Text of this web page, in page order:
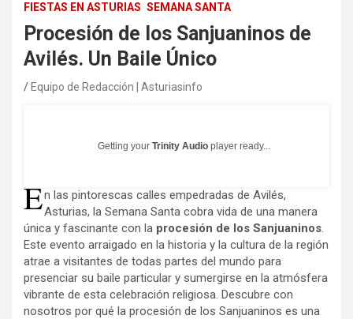
FIESTAS EN ASTURIAS SEMANA SANTA
Procesión de los Sanjuaninos de
Avilés. Un Baile Único
Equipo de Redacción | Asturiasinfo
Getting your Trinity Audio player ready...
En las pintorescas calles empedradas de Avilés,
Asturias, la Semana Santa cobra vida de una manera
única y fascinante con la procesión de los Sanjuaninos.
Este evento arraigado en la historia y la cultura de la región
atrae a visitantes de todas partes del mundo para
presenciar su baile particular y sumergirse en la atmósfera
vibrante de esta celebración religiosa. Descubre con
nosotros por qué la procesión de los Sanjuaninos es una